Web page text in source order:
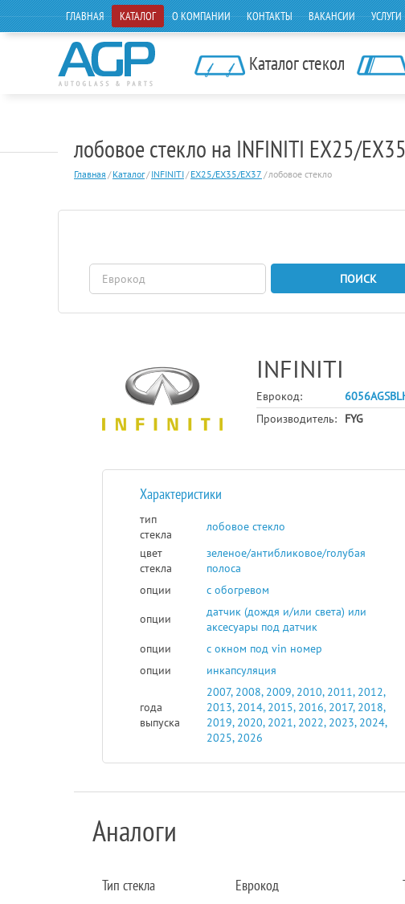
ГЛАВНАЯ КАТАЛОГ О КОМПАНИИ КОНТАКТЫ ВАКАНСИИ УСЛУГИ
Каталог стекол
лобовое стекло на INFINITI EX25/
Главная / Каталог/ INFINITI/ EX25/EX35/EX37 /лобовое стекло
ПОИСК
INFINITI
Еврокод:
Производитель:
FYG
Характеристики
тип
стекла
лобовое стекло
цвет
стекла
зеленое/антибликовое/голубая
полоса
опции
с обогревом
опции
датчик (дождя и/или света) или
аксесуары под датчик
опции
с окном под vin номер
опции
инкапсуляция
года
выпуска
2007, 2008, 2009, 2010, 2011, 2012,
2013, 2014, 2015, 2016, 2017, 2018,
2019, 2020, 2021, 2022, 2023, 2024,
2025, 2026
Аналоги
Тип стекла Еврокод